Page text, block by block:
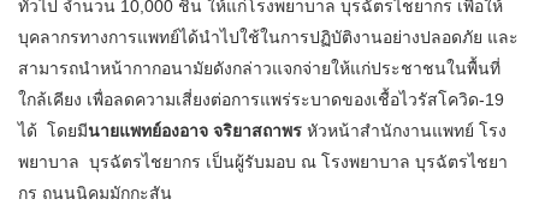
ทั่วไป จำนวน 10,000 ชิ้น ให้แก่โรงพยาบาล บุรฉัตรไชยากร เพื่อให้
บุคลากรทางการแพทย์ได้นำไปใช้ในการปฏิบัติงานอย่างปลอดภัย และ
สามารถนำหน้ากากอนามัยดังกล่าวแจกจ่ายให้แก่ประชาชนในพื้นที่
ใกล้เคียง เพื่อลดความเสี่ยงต่อการแพร่ระบาดของเชื้อไวรัสโควิด-19
ได้ โดยมีนายแพทย์องอาจ จริยาสถาพร หัวหน้าสำนักงานแพทย์ โรง
พยาบาล บุรฉัตรไชยากร เป็นผู้รับมอบ ณ โรงพยาบาล บุรฉัตรไชยา
กร ถนนนิคมมักกะสัน